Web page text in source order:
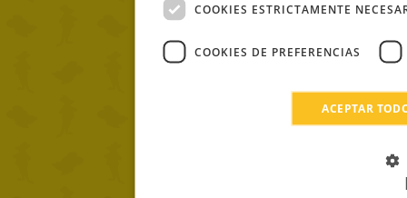
COOKIES ESTRICTAMENTE
COOKIES DE PREFERENCIAS
ACEPTAR